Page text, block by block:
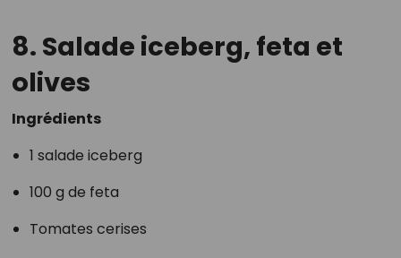
8. Salade iceberg, feta et
olives
Ingrédients
1 salade iceberg
100 g de feta
Tomates cerises